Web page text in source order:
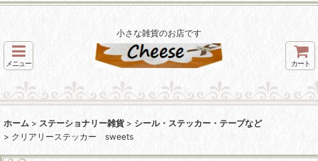
小さな雑貨のお店です
メニュー カート
ホーム > ステーショナリー雑貨 > シール・ステッカー・テープなど
> クリアリーステッカー sweets